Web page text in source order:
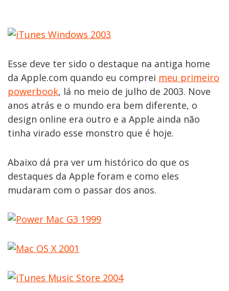
Esse deve ter sido o destaque na antiga home
da Apple.com quando eu comprei meu primeiro
powerbook, lá no meio de julho de 2003. Nove
anos atrás e o mundo era bem diferente, o
design online era outro e a Apple ainda não
tinha virado esse monstro que é hoje.
Abaixo dá pra ver um histórico do que os
destaques da Apple foram e como eles
mudaram com o passar dos anos.